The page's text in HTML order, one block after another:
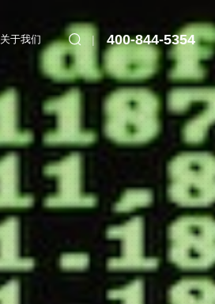
关于我们 400-844-5354